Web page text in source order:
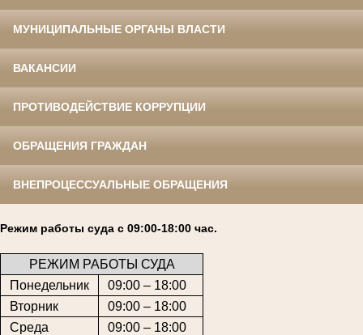
МУНИЦИПАЛЬНЫЕ ОРГАНЫ ВЛАСТИ
ВАКАНСИИ
ПРОТИВОДЕЙСТВИЕ КОРРУПЦИИ
ОБРАЩЕНИЯ ГРАЖДАН
ВНЕПРОЦЕССУАЛЬНЫЕ ОБРАЩЕНИЯ
Режим работы суда с 09:00-18:00 час.
РЕЖИМ РАБОТЫ СУДА
Понедельник
09:00 – 18:00
Вторник
09:00 – 18:00
Среда
09:00 – 18:00